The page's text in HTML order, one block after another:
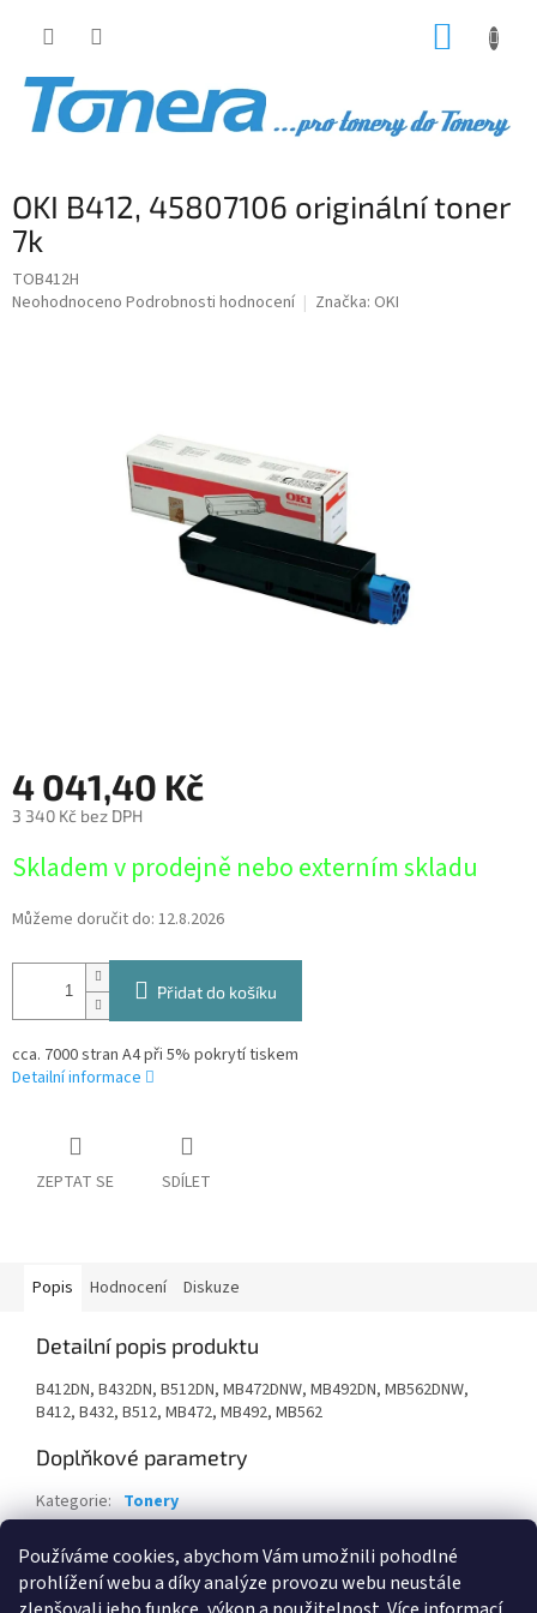
Používáme cookies, abychom Vám umožnili pohodlné
prohlížení webu a díky analýze provozu webu neustále
OKI B412, 45807106 originální toner
7k
TOB412H
Průměrné
Neohodnoceno Podrobnosti hodnocení Značka: OKI
4 041,40 Kč
3 340 Kč bez DPH
cena:
Skladem v prodejně nebo externím skladu
Můžeme doručit do: 12.8.2026
Přidat do košíku
cca. 7000 stran A4 při 5% pokrytí tiskem
Detailní informace
ZEPTAT SE SDÍLET
Popis Hodnocení Diskuze
Detailní popis produktu
B412DN, B432DN, B512DN, MB472DNW, MB492DN, MB562DNW,
B412, B432, B512, MB472, MB492, MB562
Doplňkové parametry
Kategorie: Tonery
EAN: 5031713063407